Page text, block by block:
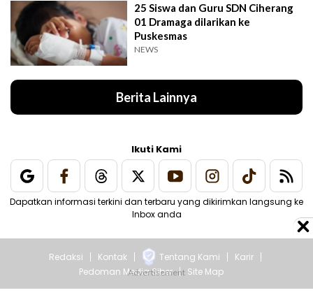
25 Siswa dan Guru SDN Ciherang
01 Dramaga dilarikan ke
Puskesmas
NEWS
Berita Lainnya
Ikuti Kami
Dapatkan informasi terkini dan terbaru yang dikirimkan langsung ke
Inbox anda
Redaksi Kontak Tentang Kami
Karir
Pedoman Media Siber
Site Map